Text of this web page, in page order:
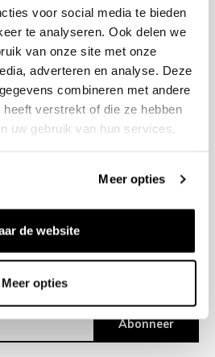
voor social media te bieden
te analyseren. Ook delen we
van onze site met onze
adverteren en analyse. Deze
combineren met andere
verstrekt of die ze hebben
uw gebruik van hun services.
Meer opties
de website
Meer opties
Abonneer